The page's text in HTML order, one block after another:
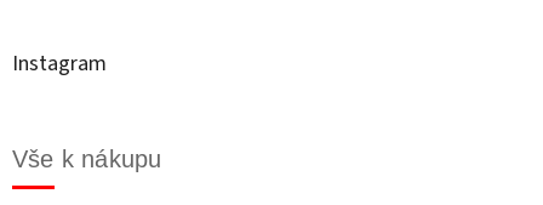
Instagram
Vše k nákupu